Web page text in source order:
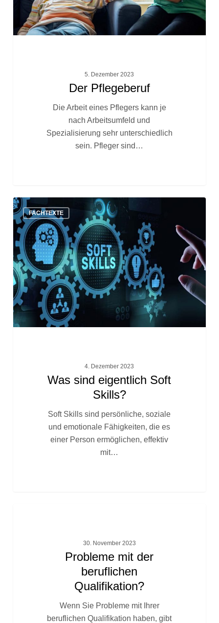
5. Dezember 2023
Der Pflegeberuf
Die Arbeit eines Pflegers kann je
nach Arbeitsumfeld und
Spezialisierung sehr unterschiedlich
sein. Pfleger sind…
Was
sind
eigentlich
Soft
Skills?
FACHTEXTE
4. Dezember 2023
Was sind eigentlich Soft
Skills?
Soft Skills sind persönliche, soziale
und emotionale Fähigkeiten, die es
einer Person ermöglichen, effektiv
mit…
beruflichen
Qualifikation?
30. November 2023
Probleme mit der
beruflichen
Qualifikation?
Wenn Sie Probleme mit Ihrer
beruflichen Qualifikation haben, gibt